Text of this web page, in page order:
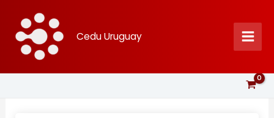
contenido
Cedu Uruguay